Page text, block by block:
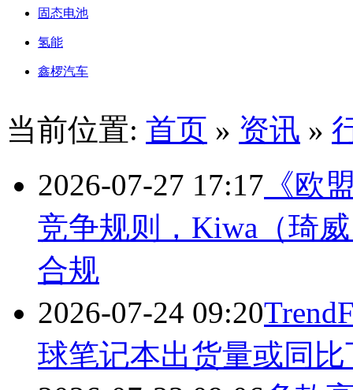
固态电池
氢能
鑫椤汽车
当前位置: 首页 » 资讯 »
2026-07-27 17:17 《欧
竞争规则，Kiwa（琦
合规
2026-07-24 09:20
球笔记本出货量或同比